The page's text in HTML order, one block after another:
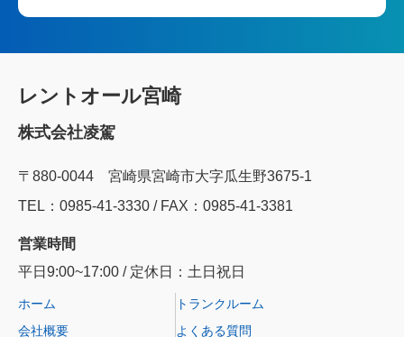
レントオール宮崎
株式会社凌駕
〒880-0044 宮崎県宮崎市大字瓜生野3675-1
TEL：0985‐41‐3330 / FAX：0985-41-3381
営業時間
平日9:00~17:00 / 定休日：土日祝日
ホーム
会社概要
トランクルーム
よくある質問